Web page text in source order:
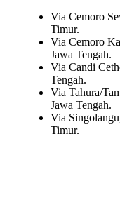
Via Cemoro
Timur.
Via Cemoro
Jawa Tengah.
Via Candi
Tengah.
Via Tahura/
Jawa Tengah.
Via
Timur.